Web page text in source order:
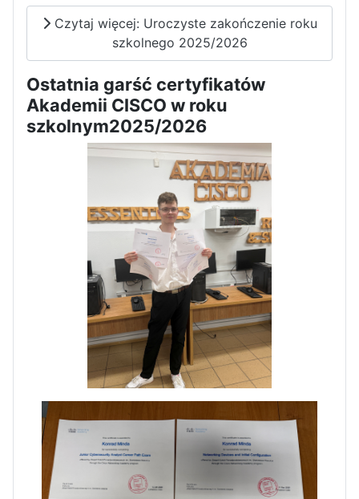
Zakończenie roku maturzystów
Zakończenie praktyk w
Portugalii
Rozpoczęcie kampanii „Gotowi
na kryzys” w ZSP w Iłży
Czytaj więcej: Uroczyste zakończenie roku
szkolnego 2025/2026
Ostatnia garść certyfikatów
Akademii CISCO w roku
szkolnym2025/2026